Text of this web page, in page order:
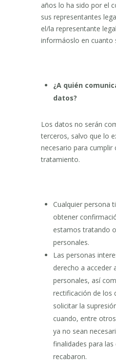
años lo ha sido por el
sus representantes
el/la representante
informáoslo en cuanto
¿A quién
datos?
Los datos no serán
terceros, salvo que lo
necesario para cumplir
tratamiento.
Cualquier persona
obtener
estamos tratando
personales.
Las personas
derecho a acceder
personales, así
rectificación de los
solicitar la
cuando, entre
ya no sean
finalidades para las
recabaron.